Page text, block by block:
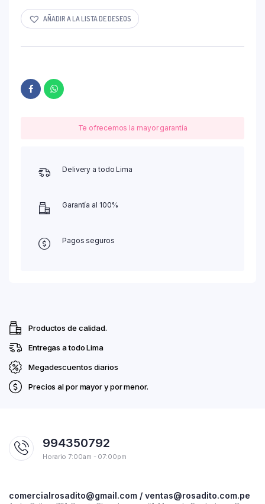
AÑADIR A LA LISTA DE DESEOS
Te ofrecemos la mayor garantía
Delivery a todo Lima
Garantía al 100%
Pagos seguros
Productos de calidad.
Entregas a todo Lima
Megadescuentos diarios
Precios al por mayor y por menor.
994350792
Horario 7:00am - 07:00pm
comercialrosadito@gmail.com / ventas@rosadito.com.pe